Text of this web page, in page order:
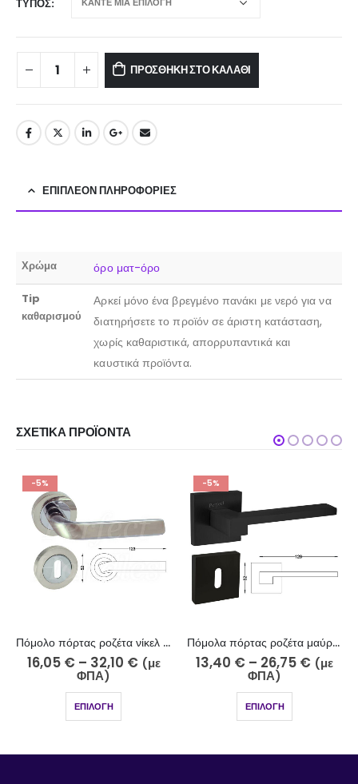
ΤΎΠΟΣ
ΠΡΟΣΘΉΚΗ ΣΤΟ ΚΑΛΆΘΙ
ΕΠΙΠΛΈΟΝ ΠΛΗΡΟΦΟΡΊΕΣ
Χρώμα όρο ματ-όρο
Tip
καθαρισμού
Αρκεί μόνο ένα βρεγμένο πανάκι με νερό για να
διατηρήσετε το προϊόν σε άριστη κατάσταση,
χωρίς καθαριστικά, απορρυπαντικά και
καυστικά προϊόντα.
ΣΧΕΤΙΚΆ ΠΡΟΪΌΝΤΑ
-5%
Πόμολο πόρτας ροζέτα νίκελ ματ χρώμιο 200-10-5/2
16,05€– 32,10€ (με
ΦΠΑ)
ΕΠΙΛΟΓΉ
-5%
Πόμολα πόρτας ροζέτα μαύρο ματ 243-7/2
13,40€– 26,75€ (με
ΦΠΑ)
ΕΠΙΛΟΓΉ